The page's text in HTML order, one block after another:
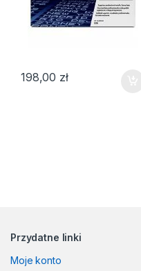
198,00 zł
Przydatne linki
Moje konto